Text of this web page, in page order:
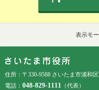
表示モ
住所：〒330-9588 さいたま市浦和
電話： 048-829-1111 （代表）